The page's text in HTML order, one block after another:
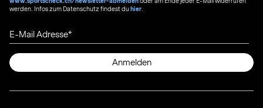
werden. Infos zum Datenschutz findest duhier
E-Mail Adresse
Anmelden